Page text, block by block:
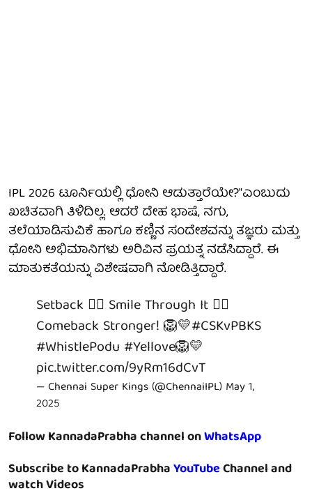
IPL 2026 ಟೂರ್ನಿಯಲ್ಲಿ ಧೋನಿ ಆಡುತ್ತಾರೆಯೇ?"ಎಂಬುದು
ಖಚಿತವಾಗಿ ತಿಳಿದಿಲ್ಲ. ಆದರೆ ದೇಹ ಭಾಷೆ, ನಗು,
ತಲೆಯಾಡಿಸುವಿಕೆ ಹಾಗೂ ಕಣ್ಣಿನ ಸಂದೇಶವನ್ನು ತಜ್ಞರು ಮತ್ತು
ಧೋನಿ ಅಭಿಮಾನಿಗಳು ಅರಿವಿನ ಪ್ರಯತ್ನ ನಡೆಸಿದ್ದಾರೆ. ಈ
ಮಾತುಕತೆಯನ್ನು ವಿಶೇಷವಾಗಿ ನೋಡಿತ್ತಿದ್ದಾರೆ.
Setback 👉🏼 Smile Through It 👉🏼
Comeback Stronger! 🦁💛#CSKvPBKS
#WhistlePodu #Yellove🦁💛
pic.twitter.com/9yRm16dCvT
— Chennai Super Kings (@ChennaiIPL) May 1,
2025
Follow KannadaPrabha channel onWhatsApp
Subscribe to KannadaPrabhaYouTubeChannel and
watch Videos